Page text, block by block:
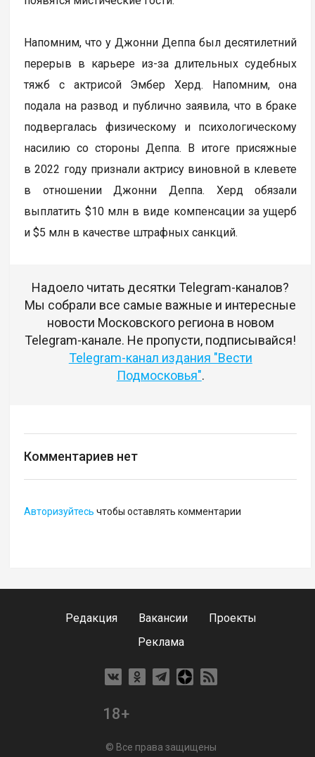
Напомним, что у Джонни Деппа был десятилетний
перерыв в карьере из-за длительных судебных
тяжб с актрисой Эмбер Херд. Напомним, она
подала на развод и публично заявила, что в браке
подвергалась физическому и психологическому
насилию со стороны Деппа. В итоге присяжные
в 2022 году признали актрису виновной в клевете
в отношении Джонни Деппа. Херд обязали
выплатить $10 млн в виде компенсации за ущерб
и $5 млн в качестве штрафных санкций.
Надоело читать десятки Telegram-каналов?
Мы собрали все самые важные и интересные
новости Московского региона в новом
Telegram-канале. Не пропусти, подписывайся!
Telegram-канал издания "Вести
Подмосковья".
Комментариев нет
Авторизуйтесь чтобы оставлять комментарии
Редакция Вакансии
Проекты
Реклама
18+
© Все права защищены